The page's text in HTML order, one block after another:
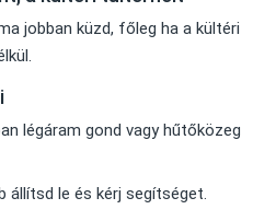
jobban küzd, főleg ha a kültéri
légáram gond vagy hűtőközeg
állítsd le és kérj segítséget.